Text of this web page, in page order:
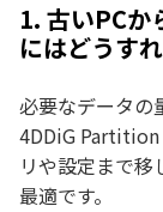
1. 古いPCか
にはどうす
必要なデータの
4DDiG Partition
リや設定まで移
最適です。